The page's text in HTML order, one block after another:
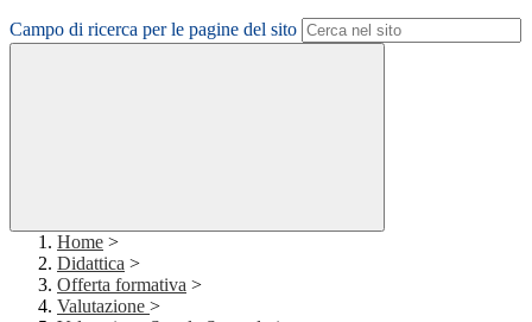
Campo di ricerca per le pagine del sito
Home >
Didattica >
Offerta formativa >
Valutazione >